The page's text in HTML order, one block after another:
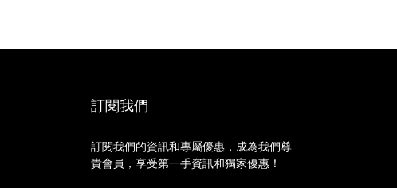
訂閱我們
訂閱我們的資訊和專屬優惠，成為我們尊
貴會員，享受第一手資訊和獨家優惠！